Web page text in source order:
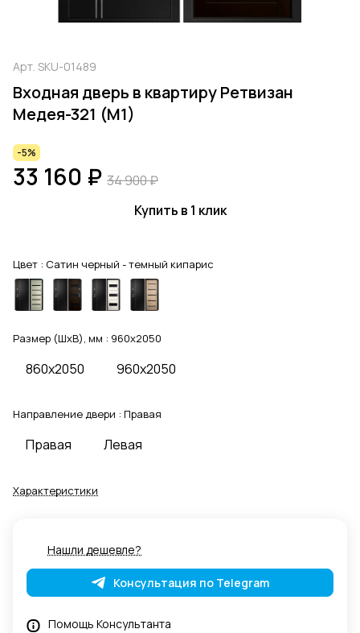
Арт. SKU-01489
Входная дверь в квартиру Ретвизан
Медея-321 (М1)
-5%
33 160 ₽ 34 900 ₽
Купить в 1 клик
Цвет : Сатин черный - темный кипарис
Размер (ШхВ), мм : 960x2050
860x2050 960x2050
Направление двери : Правая
Правая Левая
Характеристики
Нашли дешевле?
Консультация по Telegram
Помощь Консультанта